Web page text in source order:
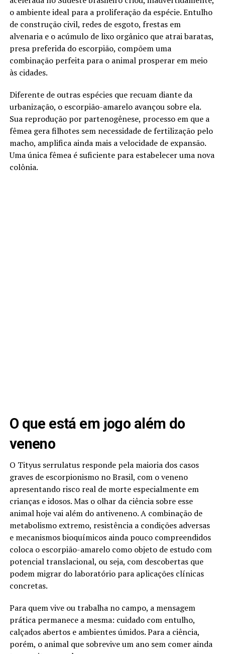
o ambiente ideal para a proliferação da espécie. Entulho
de construção civil, redes de esgoto, frestas em
alvenaria e o acúmulo de lixo orgânico que atrai baratas,
presa preferida do escorpião, compõem uma
combinação perfeita para o animal prosperar em meio
às cidades.
Diferente de outras espécies que recuam diante da
urbanização, o escorpião-amarelo avançou sobre ela.
Sua reprodução por partenogênese, processo em que a
fêmea gera filhotes sem necessidade de fertilização pelo
macho, amplifica ainda mais a velocidade de expansão.
Uma única fêmea é suficiente para estabelecer uma nova
colônia.
O que está em jogo além do
veneno
O Tityus serrulatus responde pela maioria dos casos
graves de escorpionismo no Brasil, com o veneno
apresentando risco real de morte especialmente em
crianças e idosos. Mas o olhar da ciência sobre esse
animal hoje vai além do antiveneno. A combinação de
metabolismo extremo, resistência a condições adversas
e mecanismos bioquímicos ainda pouco compreendidos
coloca o escorpião-amarelo como objeto de estudo com
potencial translacional, ou seja, com descobertas que
podem migrar do laboratório para aplicações clínicas
concretas.
Para quem vive ou trabalha no campo, a mensagem
prática permanece a mesma: cuidado com entulho,
calçados abertos e ambientes úmidos. Para a ciência,
porém, o animal que sobrevive um ano sem comer ainda